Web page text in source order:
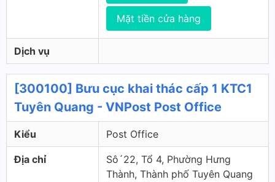
Mặt tiền cửa hàng
Dịch vụ
[300100] Bưu cục khai thác cấp 1 KTC1
Tuyên Quang - VNPost Post Office
Kiểu Post Office
Địa chỉ
Sô´22, Tổ 4, Phường Hưng
Thành, Thành phố Tuyên Quang